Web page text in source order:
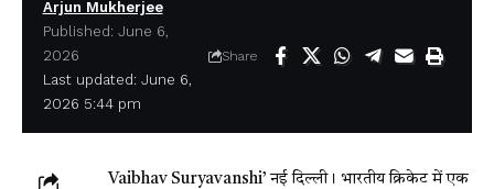
Last updated: June 6,
2026 5:44 pm
Arjun Mukherjee
Published: June 6,
2026
Share
Vaibhav Suryavanshi’ नई दिल्ली। भारतीय क्रिकेट में एक